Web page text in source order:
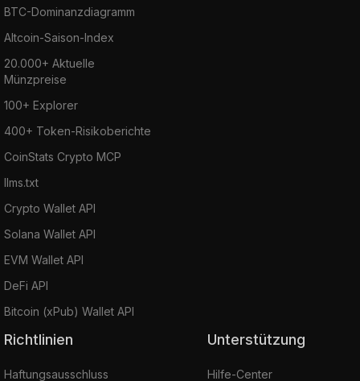
BTC-Dominanzdiagramm
Altcoin-Saison-Index
20.000+ Aktuelle
Münzpreise
100+ Explorer
400+ Token-Risikoberichte
CoinStats Crypto MCP
llms.txt
Crypto Wallet API
Solana Wallet API
EVM Wallet API
DeFi API
Bitcoin (xPub) Wallet API
Richtlinien
Haftungsausschluss
Unterstützung
Hilfe-Center